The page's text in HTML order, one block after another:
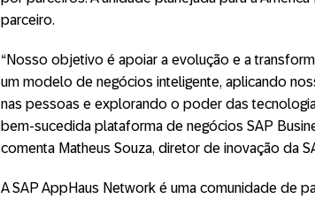
parceiro.
“Nosso objetivo é apoiar a evolução e a
um modelo de negócios inteligente, aplicando
nas pessoas e explorando o poder das
bem-sucedida plataforma de negócios SAP
comenta Matheus Souza, diretor de inovação da
A SAP AppHaus Network é uma comunidade de